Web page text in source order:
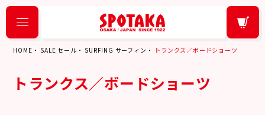
HOME SALE セール SURFING サーフィン トランクス／ボードショーツ
トランクス／ボードショーツ